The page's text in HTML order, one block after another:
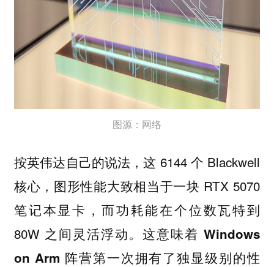
图源：网络
按英伟达自己的说法，这 6144 个 Blackwell
核心，图形性能大致相当于一块 RTX 5070
笔记本显卡，而功耗能在个位数瓦特到
80W 之间灵活浮动。这意味着 Windows
on Arm 阵营第一次拥有了独显级别的性